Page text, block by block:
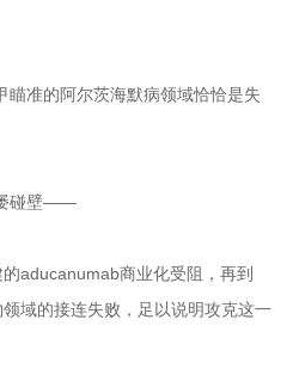
瞄准的阿尔茨海默病领域恰恰是失
碰壁——
aducanumab商业化受阻，再到
域的接连失败，足以说明攻克这一